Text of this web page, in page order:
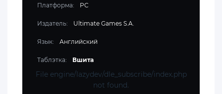
Платформа: PC
Издатель: Ultimate Games S.A.
Язык: Английский
Таблэтка: Вшита
File engine/lazydev/dle_subscribe/index.php
not found.